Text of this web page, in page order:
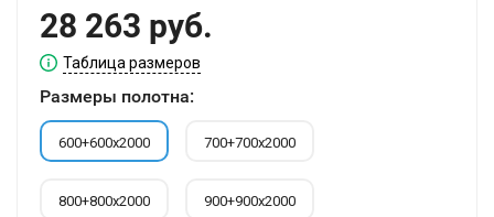
28 263 руб.
Таблица размеров
Размеры полотна:
600+600х2000 700+700х2000
800+800х2000 900+900х2000